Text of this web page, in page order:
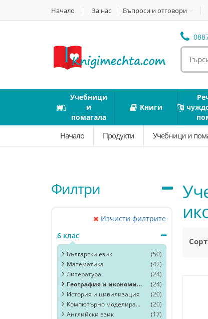
Начало За нас Въпроси и отговори
Учебници
и
помагала
Книги
Начало Продукти Учебници и
Филтри
Изчисти филтрите
6 клас
Български език
(50)
Математика
(42)
Литература
(24)
География и икономика
(24)
История и цивилизация
(20)
Компютърно моделиране и информационни технологии
(20)
Английски език
(17)